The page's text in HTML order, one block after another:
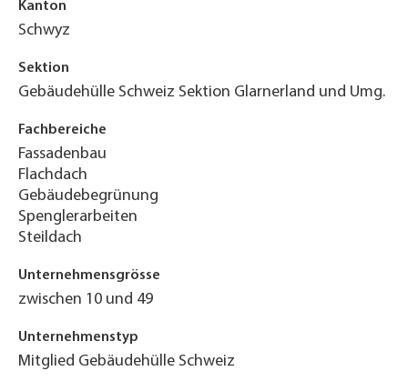
Kanton
Schwyz
Sektion
Gebäudehülle Schweiz Sektion Glarnerland und Umg.
Fachbereiche
Fassadenbau
Flachdach
Gebäudebegrünung
Spenglerarbeiten
Steildach
Unternehmensgrösse
zwischen 10 und 49
Unternehmenstyp
Mitglied Gebäudehülle Schweiz